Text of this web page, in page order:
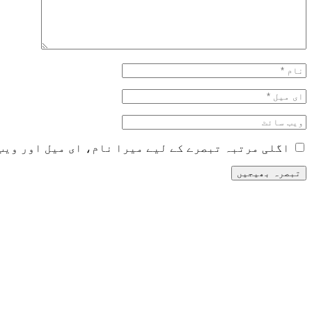
اگلی مرتبہ تبصرے کے لیے میرا نام، ای میل اور